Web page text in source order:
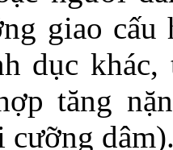
giao cấu
dục
tăng